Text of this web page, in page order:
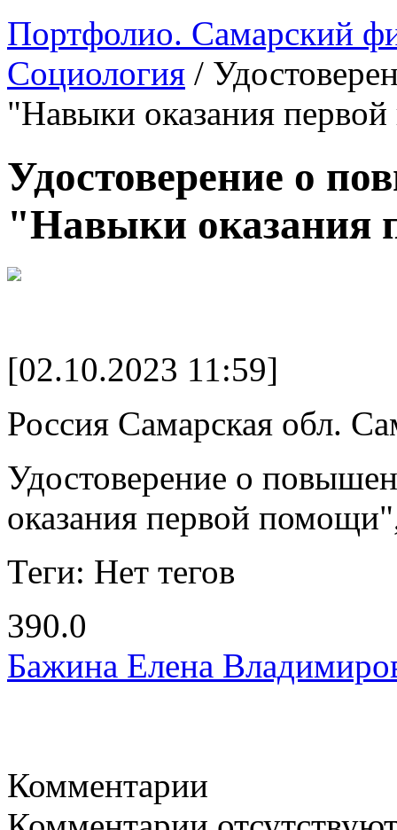
Портфолио. Самарский
Социология /
"Навыки оказания
Удостоверение о
"Навыки оказания
[02.10.2023 11:59]
Россия Самарская обл.
Удостоверение о
оказания первой
Теги: Нет тегов
390.0
Бажина Елена
Комментарии